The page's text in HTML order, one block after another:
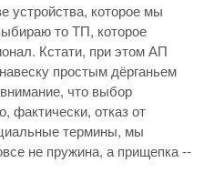
устройства, которое мы
то ТП, которое
Кстати, при этом АП
простым дёрганьем
что выбор
фактически, отказ от
термины, мы
не пружина, а прищепка --